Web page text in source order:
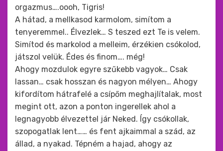
orgazmus….oooh, Tigris!
A hátad, a mellkasod karmolom, simítom a
tenyeremmel.. Élvezlek… S teszed ezt Te is velem.
Simítod és markolod a melleim, érzékien csókolod,
játszol velük. Édes és finom…. még!
Ahogy mozdulok egyre szűkebb vagyok… Csak
lassan… csak hosszan és nagyon mélyen… Ahogy
kifordítom hátrafelé a csípőm meghajlítalak, most
megint ott, azon a ponton ingerellek ahol a
legnagyobb élvezettel jár Neked. Így csókollak,
szopogatlak lent…… és fent ajkaimmal a szád, az
állad, a nyakad. Tépném a hajad, ahogy az